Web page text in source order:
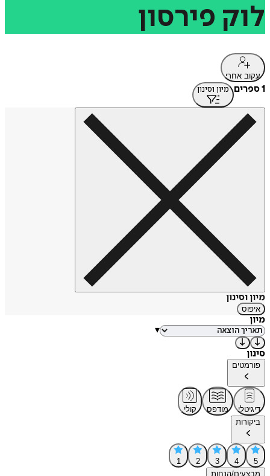
לוק פירסון
עקוב אחרי
1 ספרים מיון וסינון
מיון וסינון
איפוס
מיון
▾
סינון
פורמטים
דיגיטלי מודפס
קולי
ביקורות
5
4
3
2
1
מבצעים/הנחות